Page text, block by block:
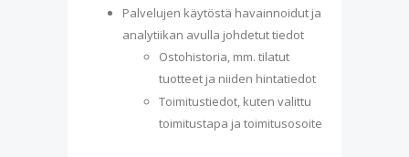
Palvelujen käytöstä havainnoidut ja
analytiikan avulla johdetut tiedot
Ostohistoria, mm. tilatut
tuotteet ja niiden hintatiedot
Toimitustiedot, kuten valittu
toimitustapa ja toimitusosoite